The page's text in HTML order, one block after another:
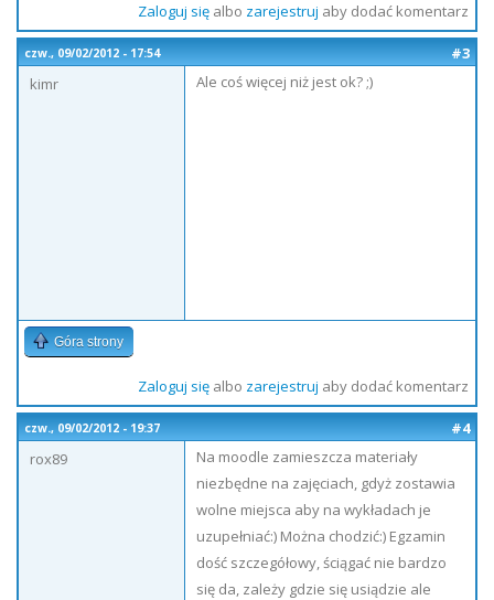
Zaloguj sięalbo zarejestruj aby dodać komentarz
czw., 09/02/2012 - 17:54
#3
kimr
Ale coś więcej niż jest ok? ;)
Góra strony
Zaloguj sięalbo zarejestruj aby dodać komentarz
czw., 09/02/2012 - 19:37
#4
rox89
Na moodle zamieszcza materiały
niezbędne na zajęciach, gdyż zostawia
wolne miejsca aby na wykładach je
uzupełniać:) Można chodzić:) Egzamin
dość szczegółowy, ściągać nie bardzo
się da, zależy gdzie się usiądzie ale